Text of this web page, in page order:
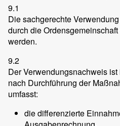
9.1
Die sachgerechte
durch die
werden.
9.2
Der Verwendungsnachweis
nach Durchführung der
umfasst:
die differenzierte